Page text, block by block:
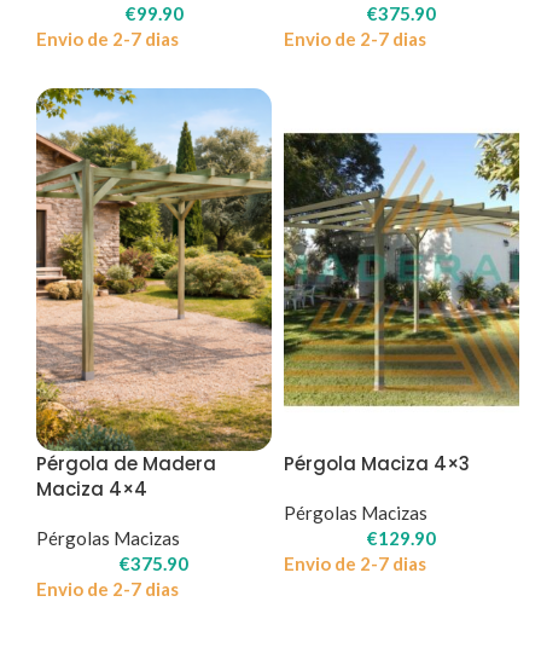
€99.90
Envio de 2-7 dias
€375.90
Envio de 2-7 dias
Pérgola de Madera
Maciza 4×4
Pérgolas Macizas
€375.90
Envio de 2-7 dias
Pérgola Maciza 4×3
Pérgolas Macizas
€129.90
Envio de 2-7 dias